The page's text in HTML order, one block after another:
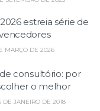
estreia série de
MARÇO DE 2026
consultório: por
o melhor
DE JANEIRO DE 2018